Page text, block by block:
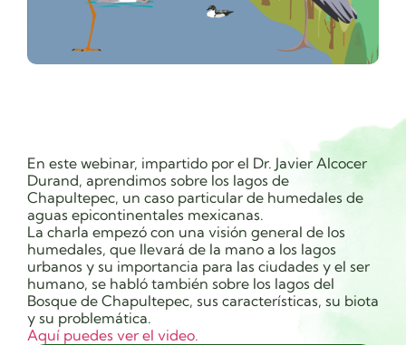
En este webinar, impartido por el Dr. Javier Alcocer
Durand, aprendimos sobre los lagos de
Chapultepec, un caso particular de humedales de
aguas epicontinentales mexicanas.
La charla empezó con una visión general de los
humedales, que llevará de la mano a los lagos
urbanos y su importancia para las ciudades y el ser
humano, se habló también sobre los lagos del
Bosque de Chapultepec, sus características, su biota
y su problemática.
Aquí puedes ver el video.